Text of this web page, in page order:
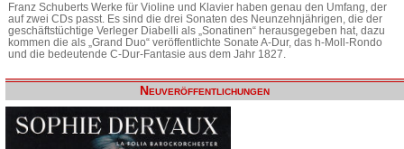
Franz Schuberts Werke für Violine und Klavier haben genau den Umfang, der
auf zwei CDs passt. Es sind die drei Sonaten des Neunzehnjährigen, die der
geschäftstüchtige Verleger Diabelli als „Sonatinen“ herausgegeben hat, dazu
kommen die als „Grand Duo“ veröffentlichte Sonate A-Dur, das h-Moll-Rondo
und die bedeutende C-Dur-Fantasie aus dem Jahr 1827.
Neuveröffentlichungen